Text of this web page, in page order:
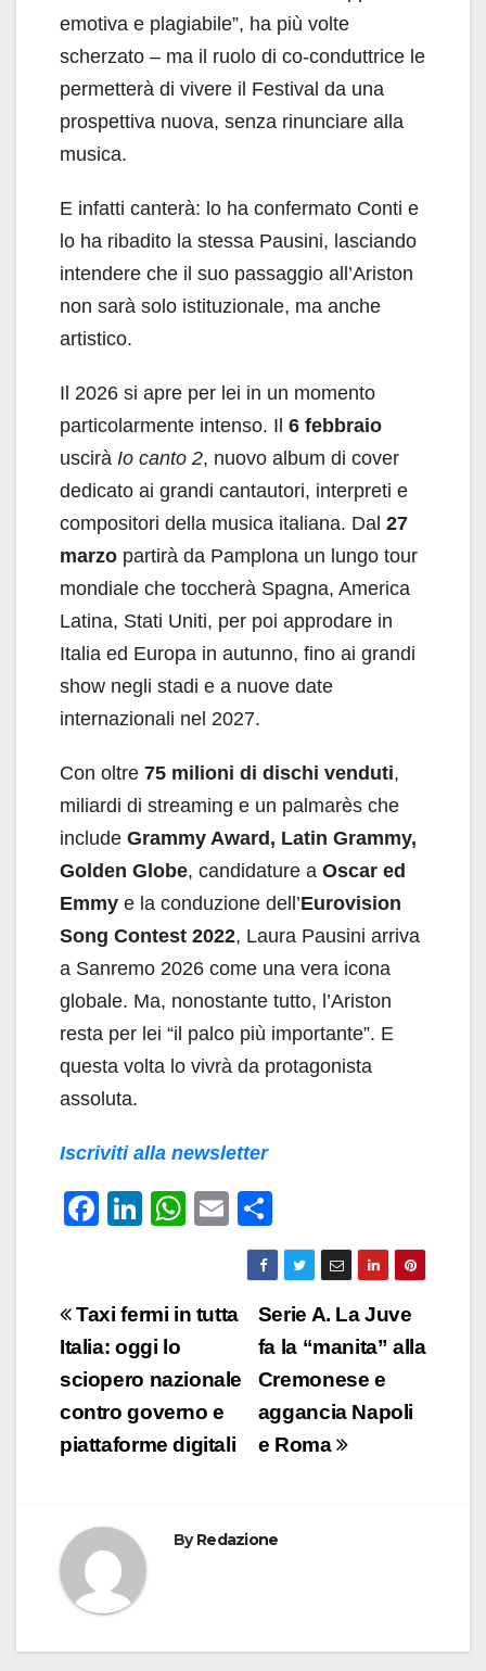
emotiva e plagiabile”, ha più volte
scherzato – ma il ruolo di co-conduttrice le
permetterà di vivere il Festival da una
prospettiva nuova, senza rinunciare alla
musica.
E infatti canterà: lo ha confermato Conti e
lo ha ribadito la stessa Pausini, lasciando
intendere che il suo passaggio all’Ariston
non sarà solo istituzionale, ma anche
artistico.
Il 2026 si apre per lei in un momento
particolarmente intenso. Il 6 febbraio
uscirà Io canto 2, nuovo album di cover
dedicato ai grandi cantautori, interpreti e
compositori della musica italiana. Dal 27
marzo partirà da Pamplona un lungo tour
mondiale che toccherà Spagna, America
Latina, Stati Uniti, per poi approdare in
Italia ed Europa in autunno, fino ai grandi
show negli stadi e a nuove date
internazionali nel 2027.
Con oltre 75 milioni di dischi venduti,
miliardi di streaming e un palmarès che
include Grammy Award, Latin Grammy,
Golden Globe, candidature a Oscar ed
Emmy e la conduzione dell’Eurovision
Song Contest 2022, Laura Pausini arriva
a Sanremo 2026 come una vera icona
globale. Ma, nonostante tutto, l’Ariston
resta per lei “il palco più importante”. E
questa volta lo vivrà da protagonista
assoluta.
Iscriviti alla newsletter
F
e
b
o
o
k
Li
e
dI
n
W
s
p
p
E
m
ail
o
n
di
vi
di
Navigazione
articoli
Serie A. La Juve
fa la “manita” alla
Cremonese e
aggancia Napoli
e Roma
Taxi fermi in tutta
Italia: oggi lo
sciopero nazionale
contro governo e
piattaforme digitali
ByRedazione